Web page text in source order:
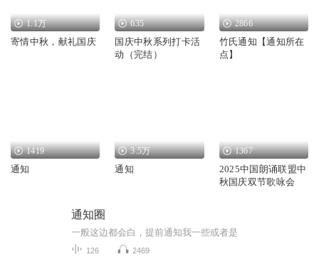
1.1万
寄情中秋，献礼国庆
635
国庆中秋系列打卡活
动（完结）
2866
竹氏通知【通知所在
点】
1419
通知
3.5万
通知
1367
2025中国朗诵联盟中
秋国庆双节歌咏会
通知圈
一般这边都会白，提前通知我一些或者是
126 2469